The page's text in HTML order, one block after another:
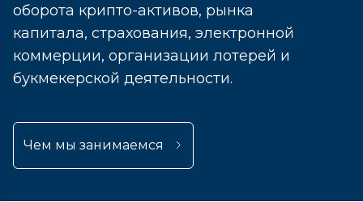
оборота крипто-активов, рынка
капитала, страхования, электронной
коммерции, организации лотерей и
букмекерской деятельности.
Чем мы занимаемся